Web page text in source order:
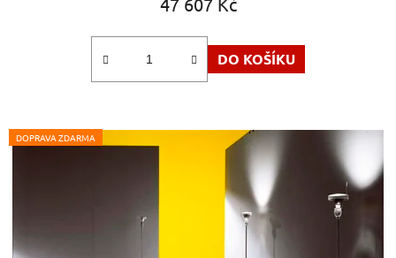
DO KOŠÍKU
DOPRAVA ZDARMA